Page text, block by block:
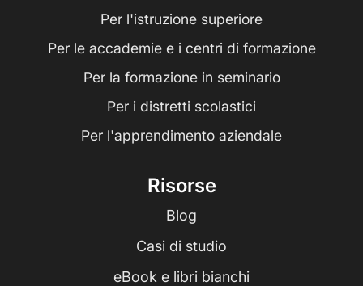
Per l'istruzione superiore
Per le accademie e i centri di formazione
Per la formazione in seminario
Per i distretti scolastici
Per l'apprendimento aziendale
Risorse
Blog
Casi di studio
eBook e libri bianchi